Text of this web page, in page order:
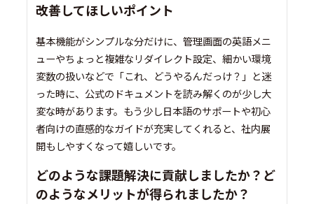
改善してほしいポイント
基本機能がシンプルな分だけに、管理画面の英語メニ
ューやちょっと複雑なリダイレクト設定、細かい環境
変数の扱いなどで「これ、どうやるんだっけ？」と迷
った時に、公式のドキュメントを読み解くのが少し大
変な時があります。もう少し日本語のサポートや初心
者向けの直感的なガイドが充実してくれると、社内展
開もしやすくなって嬉しいです。
どのような課題解決に貢献しましたか？ど
のようなメリットが得られましたか？